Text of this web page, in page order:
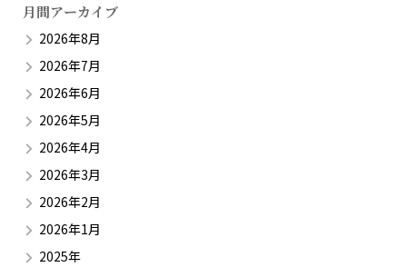
月間アーカイブ
2026年8月
2026年7月
2026年6月
2026年5月
2026年4月
2026年3月
2026年2月
2026年1月
2025年